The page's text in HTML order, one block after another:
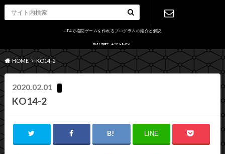
UE4で格闘ゲームを作れるプログラムの紹介と解説
せ
HOME KO14-2
2020.02.01
KO14-2
LINE